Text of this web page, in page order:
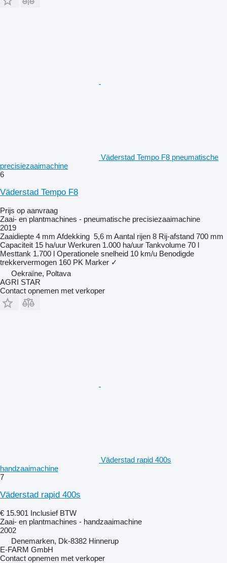
Väderstad Tempo F8 pneumatische
precisiezaaimachine
6
Väderstad Tempo F8
Prijs op aanvraag
Zaai- en plantmachines - pneumatische precisiezaaimachine
2019
Zaaidiepte 4 mm Afdekking 5,6 m Aantal rijen 8 Rij-afstand 700 mm
Capaciteit 15 ha/uur Werkuren 1.000 ha/uur Tankvolume 70 l
Mesttank 1.700 l Operationele snelheid 10 km/u Benodigde
trekkervermogen 160 PK Marker ✓
Oekraïne, Poltava
AGRI STAR
Contact opnemen met verkoper
Väderstad rapid 400s
handzaaimachine
7
Väderstad rapid 400s
€ 15.901 Inclusief BTW
Zaai- en plantmachines - handzaaimachine
2002
Denemarken, Dk-8382 Hinnerup
E-FARM GmbH
Contact opnemen met verkoper